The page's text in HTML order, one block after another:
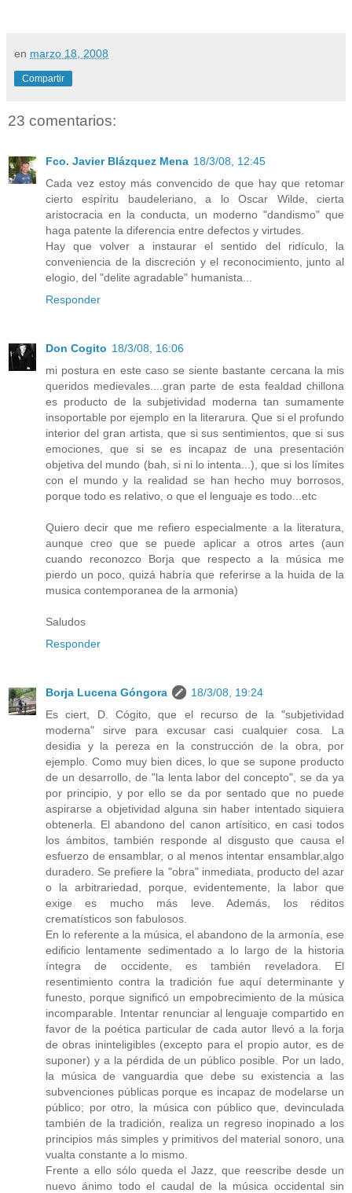
en marzo 18, 2008
Compartir
23 comentarios:
Fco. Javier Blázquez Mena 18/3/08, 12:45
Cada vez estoy más convencido de que hay que retomar
cierto espíritu baudeleriano, a lo Oscar Wilde, cierta
aristocracia en la conducta, un moderno "dandismo" que
haga patente la diferencia entre defectos y virtudes.
Hay que volver a instaurar el sentido del ridículo, la
conveniencia de la discreción y el reconocimiento, junto al
elogio, del "delite agradable" humanista...
Responder
Don Cogito 18/3/08, 16:06
mi postura en este caso se siente bastante cercana la mis
queridos medievales....gran parte de esta fealdad chillona
es producto de la subjetividad moderna tan sumamente
insoportable por ejemplo en la literarura. Que si el profundo
interior del gran artista, que si sus sentimientos, que si sus
emociones, que si se es incapaz de una presentación
objetiva del mundo (bah, si ni lo intenta...), que si los límites
con el mundo y la realidad se han hecho muy borrosos,
porque todo es relativo, o que el lenguaje es todo...etc
Quiero decir que me refiero especialmente a la literatura,
aunque creo que se puede aplicar a otros artes (aun
cuando reconozco Borja que respecto a la música me
pierdo un poco, quizá habría que referirse a la huida de la
musica contemporanea de la armonia)
Saludos
Responder
Borja Lucena Góngora
18/3/08, 19:24
Es ciert, D. Cógito, que el recurso de la "subjetividad
moderna" sirve para excusar casi cualquier cosa. La
desidia y la pereza en la construcción de la obra, por
ejemplo. Como muy bien dices, lo que se supone producto
de un desarrollo, de "la lenta labor del concepto", se da ya
por principio, y por ello se da por sentado que no puede
aspirarse a objetividad alguna sin haber intentado siquiera
obtenerla. El abandono del canon artísitico, en casi todos
los ámbitos, también responde al disgusto que causa el
esfuerzo de ensamblar, o al menos intentar ensamblar,algo
duradero. Se prefiere la "obra" inmediata, producto del azar
o la arbitrariedad, porque, evidentemente, la labor que
exige es mucho más leve. Además, los réditos
crematísticos son fabulosos.
En lo referente a la música, el abandono de la armonía, ese
edificio lentamente sedimentado a lo largo de la historia
íntegra de occidente, es también reveladora. El
resentimiento contra la tradición fue aquí determinante y
funesto, porque significó un empobrecimiento de la música
incomparable. Intentar renunciar al lenguaje compartido en
favor de la poética particular de cada autor llevó a la forja
de obras ininteligibles (excepto para el propio autor, es de
suponer) y a la pérdida de un público posible. Por un lado,
la música de vanguardia que debe su existencia a las
subvenciones públicas porque es incapaz de modelarse un
público; por otro, la música con público que, devinculada
también de la tradición, realiza un regreso inopinado a los
principios más simples y primitivos del material sonoro, una
vualta constante a lo mismo.
Frente a ello sólo queda el Jazz, que reescribe desde un
nuevo ánimo todo el caudal de la música occidental sin